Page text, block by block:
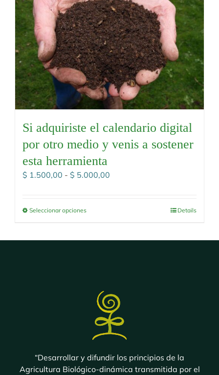
Si adquiriste el calendario digital
por otro medio y venis a sostener
esta herramienta
$ 1.500,00 - $ 5.000,00
Seleccionar opciones Details
“Desarrollar y difundir los principios de la
Agricultura Biológico-dinámica transmitida por el